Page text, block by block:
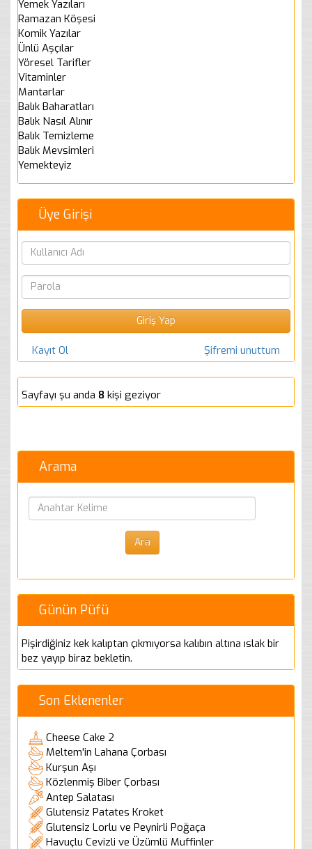
Yemek Yazıları
Ramazan Köşesi
Komik Yazılar
Ünlü Aşçılar
Yöresel Tarifler
Vitaminler
Mantarlar
Balık Baharatları
Balık Nasıl Alınır
Balık Temizleme
Balık Mevsimleri
Yemekteyiz
Üye Girişi
Kayıt Ol Şifremi unuttum
Sayfayı şu anda 8 kişi geziyor
Arama
Günün Püfü
Pişirdiğiniz kek kalıptan çıkmıyorsa kalıbın altına ıslak bir
bez yayıp biraz bekletin.
Son Eklenenler
Cheese Cake 2
Meltem'in Lahana Çorbası
Kurşun Aşı
Közlenmiş Biber Çorbası
Antep Salatası
Glutensiz Patates Kroket
Glutensiz Lorlu ve Peynirli Poğaça
Havuçlu Cevizli ve Üzümlü Muffinler